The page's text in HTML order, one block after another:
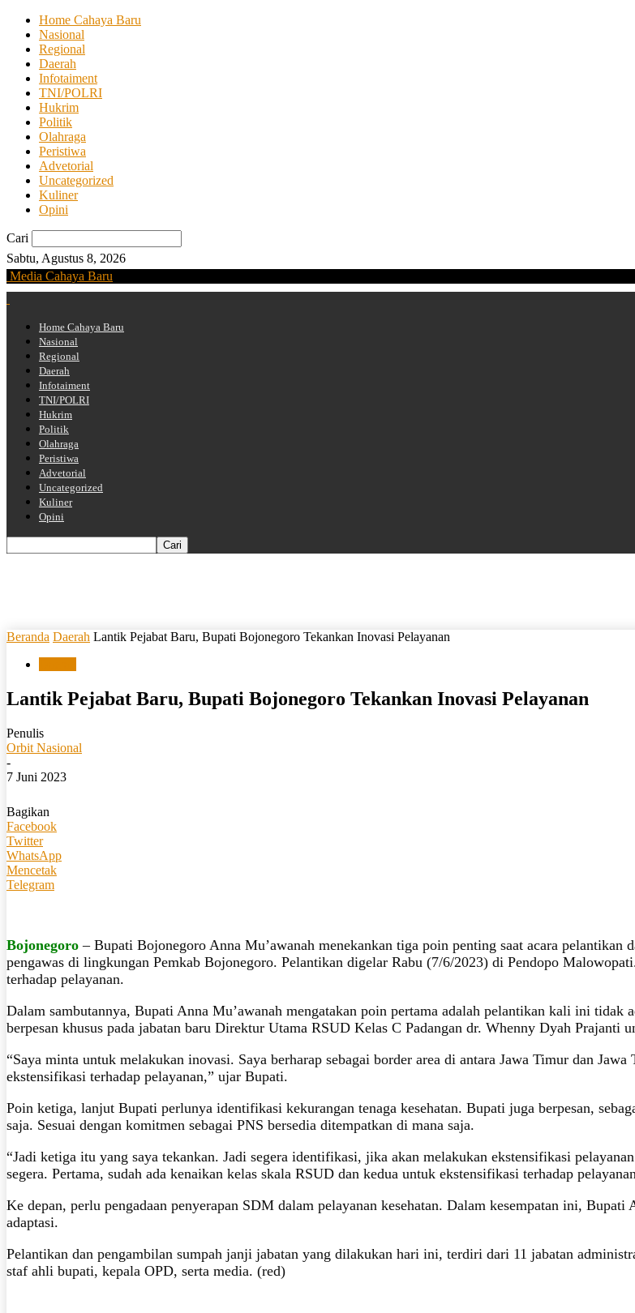
Home Cahaya Baru
Nasional
Regional
Daerah
Infotaiment
TNI/POLRI
Hukrim
Politik
Olahraga
Peristiwa
Advetorial
Uncategorized
Kuliner
Opini
Cari
Sabtu, Agustus 8, 2026
Media Cahaya Baru
Home Cahaya Baru
Nasional
Regional
Daerah
Infotaiment
TNI/POLRI
Hukrim
Politik
Olahraga
Peristiwa
Advetorial
Uncategorized
Kuliner
Opini
Beranda Daerah Lantik Pejabat Baru, Bupati Bojonegoro Tekankan Inovasi Pelayanan
Lantik Pejabat Baru, Bupati Bojonegoro Tekankan Inovasi Pelayanan
Penulis
Orbit Nasional
-
7 Juni 2023
Bagikan
Facebook
Twitter
WhatsApp
Mencetak
Telegram
Bojonegoro – Bupati Bojonegoro Anna Mu’awanah menekankan tiga poin penting saat acara
pengawas di lingkungan Pemkab Bojonegoro. Pelantikan digelar Rabu (7/6/2023) di Pendopo
terhadap pelayanan.
Dalam sambutannya, Bupati Anna Mu’awanah mengatakan poin pertama adalah pelantikan kali ini tidak
berpesan khusus pada jabatan baru Direktur Utama RSUD Kelas C Padangan dr. Whenny Dyah Prajanti
“Saya minta untuk melakukan inovasi. Saya berharap sebagai border area di antara Jawa Timur dan
ekstensifikasi terhadap pelayanan,” ujar Bupati.
Poin ketiga, lanjut Bupati perlunya identifikasi kekurangan tenaga kesehatan. Bupati juga berpesan,
saja. Sesuai dengan komitmen sebagai PNS bersedia ditempatkan di mana saja.
“Jadi ketiga itu yang saya tekankan. Jadi segera identifikasi, jika akan melakukan ekstensifikasi
segera. Pertama, sudah ada kenaikan kelas skala RSUD dan kedua untuk ekstensifikasi terhadap
Ke depan, perlu pengadaan penyerapan SDM dalam pelayanan kesehatan. Dalam kesempatan ini,
adaptasi.
Pelantikan dan pengambilan sumpah janji jabatan yang dilakukan hari ini, terdiri dari 11 jabatan
staf ahli bupati, kepala OPD, serta media. (red)